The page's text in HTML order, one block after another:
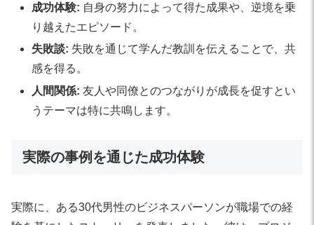
成功体験: 自身の努力によって得た成果や、逆境を乗
り越えたエピソード。
失敗談: 失敗を通じて学んだ教訓を伝えることで、共
感を得る。
人間関係: 友人や同僚とのつながりが成長を促すとい
うテーマは特に共鳴します。
実際の事例を通じた成功体験
実際に、ある30代男性のビジネスパーソンが職場での経